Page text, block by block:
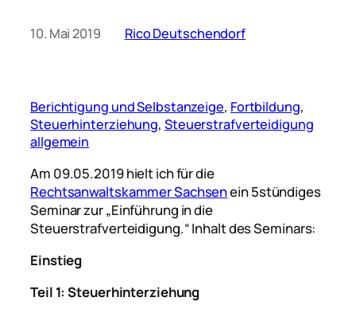
10. Mai 2019 Rico Deutschendorf
Berichtigung und Selbstanzeige, Fortbildung
Steuerhinterziehung, Steuerstrafverteidigung
allgemein
Am 09.05.2019 hielt ich für die
Rechtsanwaltskammer Sachsenein 5stündiges
Seminar zur „Einführung in die
Steuerstrafverteidigung.“ Inhalt des Seminars:
Einstieg
Teil 1: Steuerhinterziehung